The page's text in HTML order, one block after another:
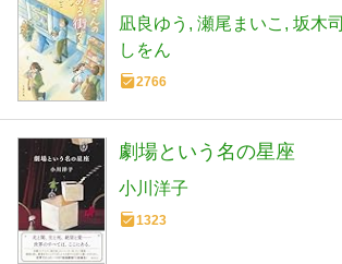
凪良ゆう 瀬尾まいこ 坂木司
しをん
2766
劇場という名の星座
小川洋子
1323